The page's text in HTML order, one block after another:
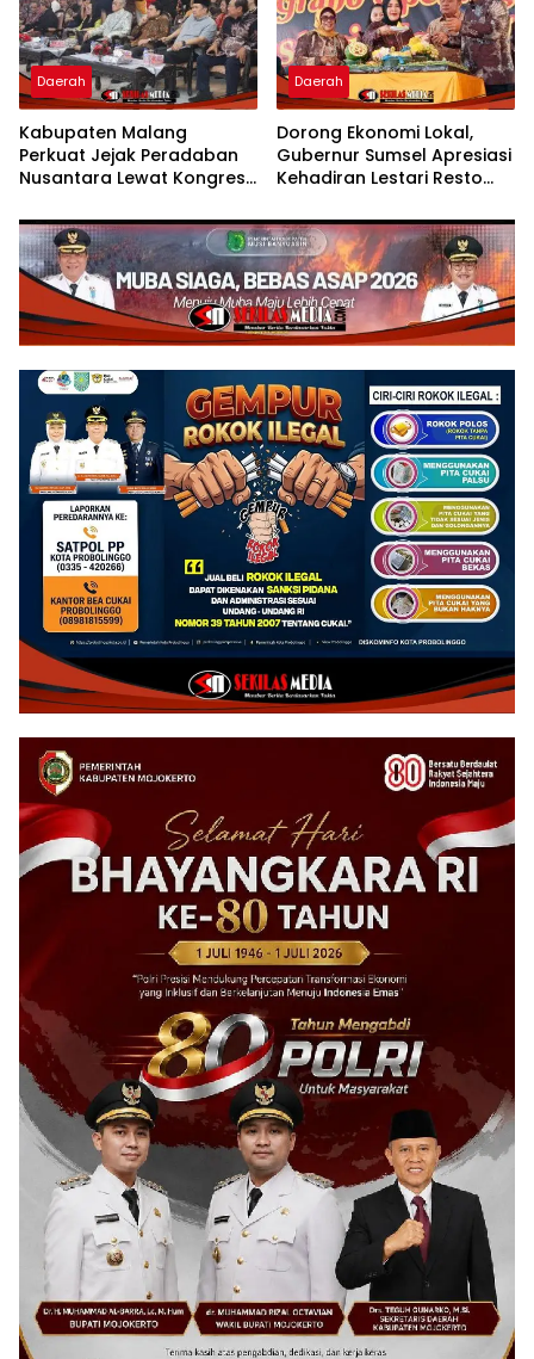
Daerah
Kabupaten Malang
Perkuat Jejak Peradaban
Nusantara Lewat Kongres
Daerah
Dorong Ekonomi Lokal,
Gubernur Sumsel Apresiasi
Kehadiran Lestari Resto
Opening 50%